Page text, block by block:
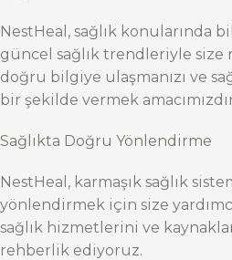
NestHeal, sağlık konularında
güncel sağlık trendleriyle size
doğru bilgiye ulaşmanızı ve
bir şekilde vermek
Sağlıkta Doğru Yönlendirme
NestHeal, karmaşık sağlık
yönlendirmek için size
sağlık hizmetlerini ve
rehberlik ediyoruz.